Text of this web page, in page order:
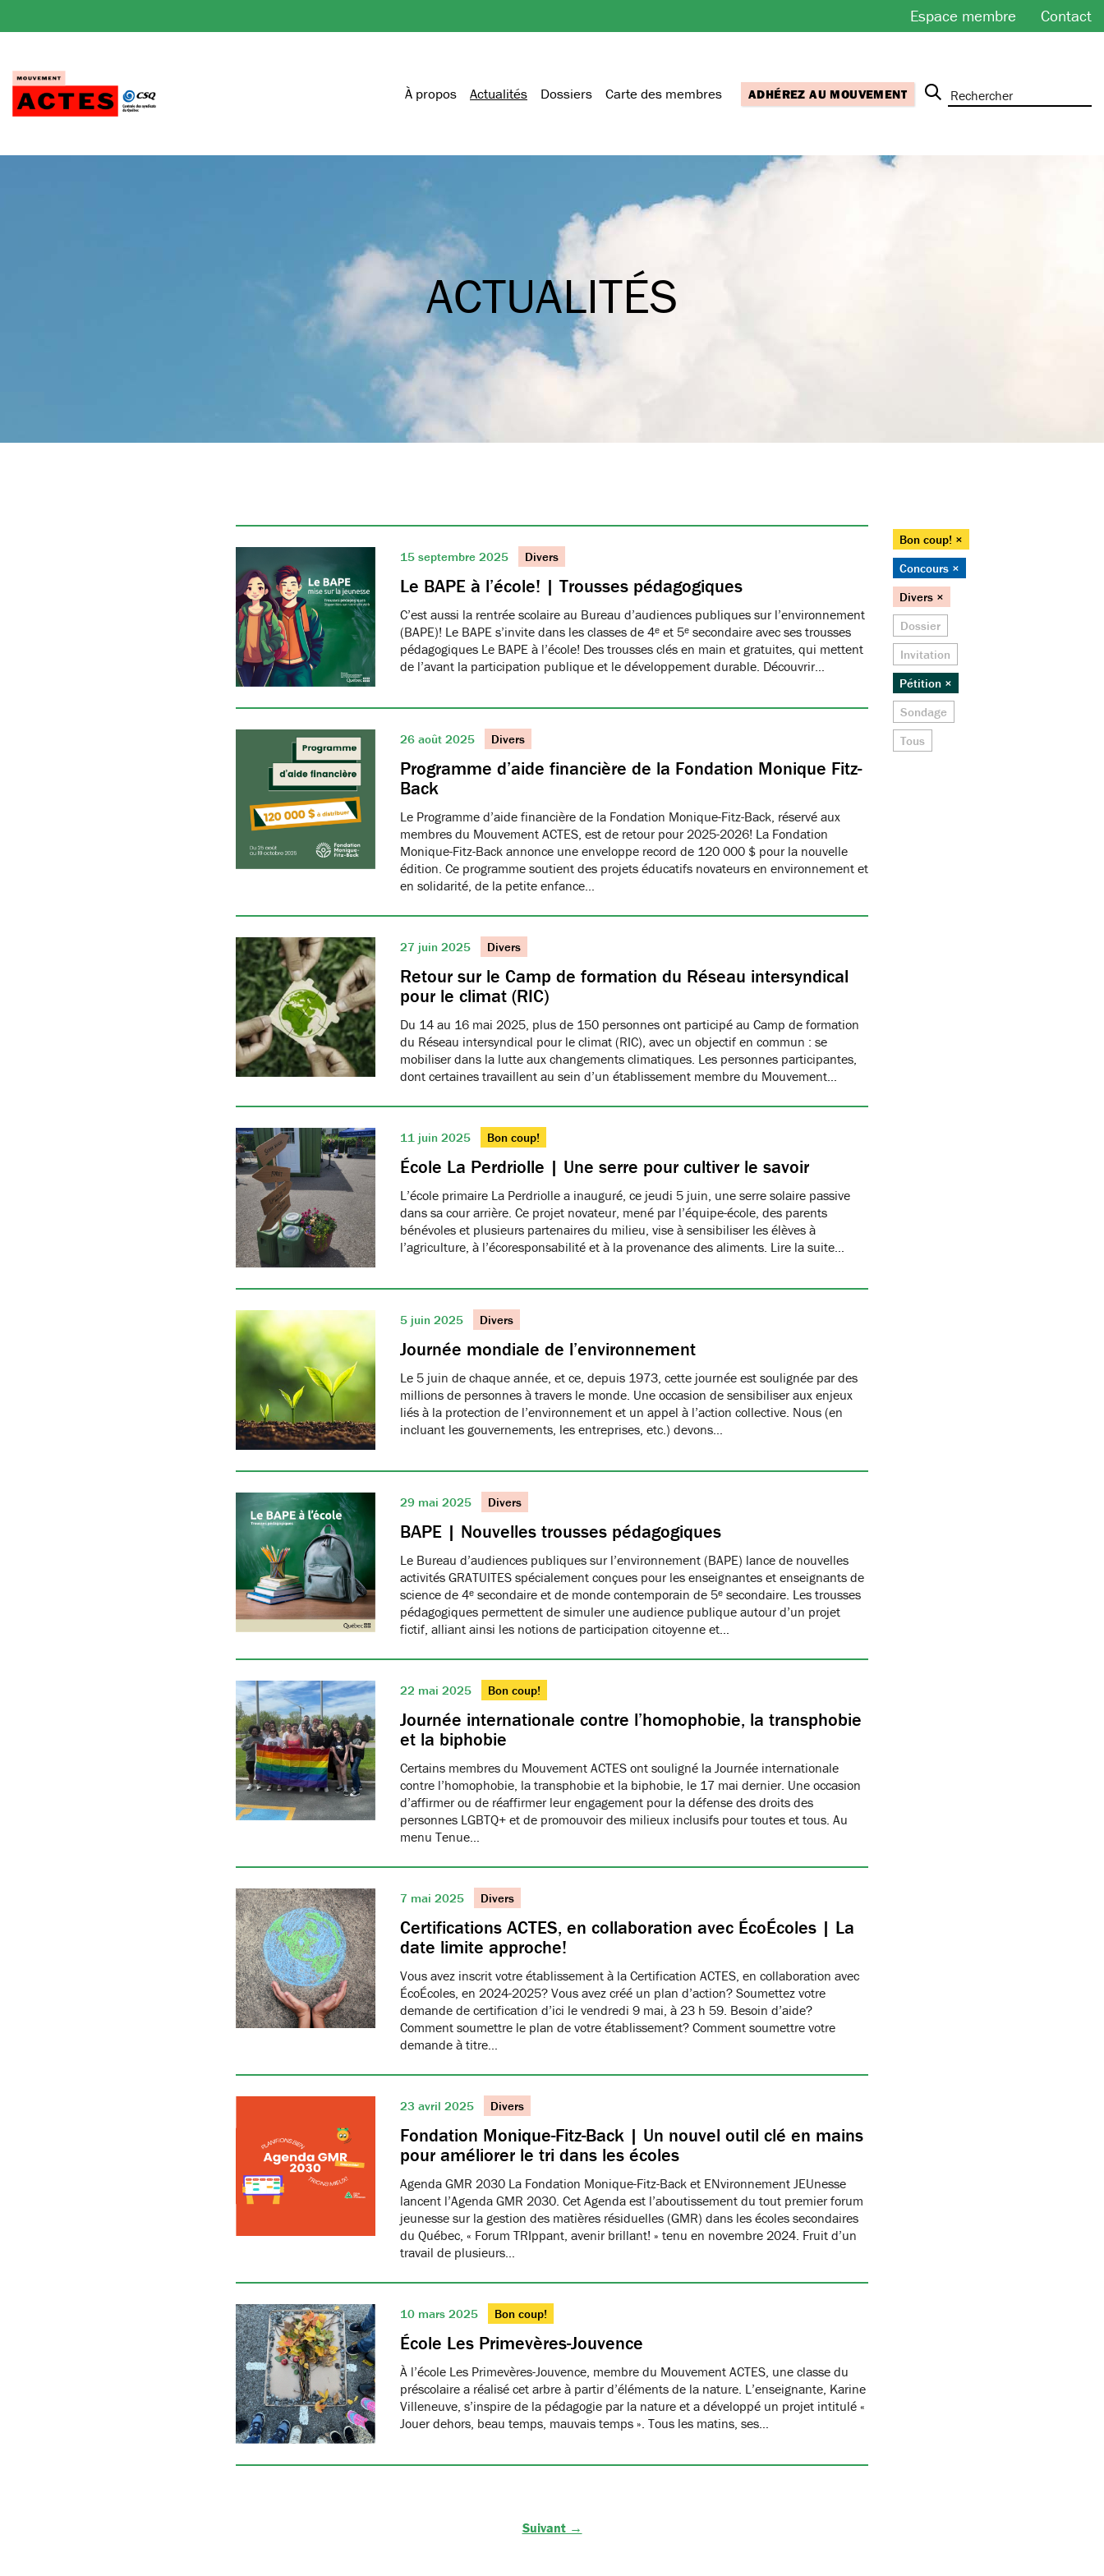
au
Espace membre Contact
À propos Actualités Dossiers Carte des membres ADHÉREZ AU MOUVEMENT
ACTUALITÉS
15 septembre 2025 Divers
Le BAPE à l’école! | Trousses pédagogiques
C’est aussi la rentrée scolaire au Bureau d’audiences publiques sur l’environnement
(BAPE)! Le BAPE s’invite dans les classes de 4ᵉ et 5ᵉ secondaire avec ses trousses
pédagogiques Le BAPE à l’école! Des trousses clés en main et gratuites, qui mettent
de l’avant la participation publique et le développement durable. Découvrir…
26 août 2025 Divers
Programme d’aide financière de la Fondation Monique Fitz-
Back
Le Programme d’aide financière de la Fondation Monique-Fitz-Back, réservé aux
membres du Mouvement ACTES, est de retour pour 2025-2026! La Fondation
Monique-Fitz-Back annonce une enveloppe record de 120 000 $ pour la nouvelle
édition. Ce programme soutient des projets éducatifs novateurs en environnement et
en solidarité, de la petite enfance…
27 juin 2025 Divers
Retour sur le Camp de formation du Réseau intersyndical
pour le climat (RIC)
Du 14 au 16 mai 2025, plus de 150 personnes ont participé au Camp de formation
du Réseau intersyndical pour le climat (RIC), avec un objectif en commun : se
mobiliser dans la lutte aux changements climatiques. Les personnes participantes,
dont certaines travaillent au sein d’un établissement membre du Mouvement…
11 juin 2025 Bon coup!
École La Perdriolle | Une serre pour cultiver le savoir
L’école primaire La Perdriolle a inauguré, ce jeudi 5 juin, une serre solaire passive
dans sa cour arrière. Ce projet novateur, mené par l’équipe-école, des parents
bénévoles et plusieurs partenaires du milieu, vise à sensibiliser les élèves à
l’agriculture, à l’écoresponsabilité et à la provenance des aliments. Lire la suite…
5 juin 2025 Divers
Journée mondiale de l’environnement
Le 5 juin de chaque année, et ce, depuis 1973, cette journée est soulignée par des
millions de personnes à travers le monde. Une occasion de sensibiliser aux enjeux
liés à la protection de l’environnement et un appel à l’action collective. Nous (en
incluant les gouvernements, les entreprises, etc.) devons…
29 mai 2025 Divers
BAPE | Nouvelles trousses pédagogiques
Le Bureau d’audiences publiques sur l’environnement (BAPE) lance de nouvelles
activités GRATUITES spécialement conçues pour les enseignantes et enseignants de
science de 4ᵉ secondaire et de monde contemporain de 5ᵉ secondaire. Les trousses
pédagogiques permettent de simuler une audience publique autour d’un projet
fictif, alliant ainsi les notions de participation citoyenne et…
22 mai 2025 Bon coup!
Journée internationale contre l’homophobie, la transphobie
et la biphobie
Certains membres du Mouvement ACTES ont souligné la Journée internationale
contre l’homophobie, la transphobie et la biphobie, le 17 mai dernier. Une occasion
d’affirmer ou de réaffirmer leur engagement pour la défense des droits des
personnes LGBTQ+ et de promouvoir des milieux inclusifs pour toutes et tous. Au
menu Tenue…
7 mai 2025 Divers
Certifications ACTES, en collaboration avec ÉcoÉcoles | La
date limite approche!
Vous avez inscrit votre établissement à la Certification ACTES, en collaboration avec
ÉcoÉcoles, en 2024-2025? Vous avez créé un plan d’action? Soumettez votre
demande de certification d’ici le vendredi 9 mai, à 23 h 59. Besoin d’aide?
Comment soumettre le plan de votre établissement? Comment soumettre votre
demande à titre…
23 avril 2025 Divers
Fondation Monique-Fitz-Back | Un nouvel outil clé en mains
pour améliorer le tri dans les écoles
Agenda GMR 2030 La Fondation Monique-Fitz-Back et ENvironnement JEUnesse
lancent l’Agenda GMR 2030. Cet Agenda est l’aboutissement du tout premier forum
jeunesse sur la gestion des matières résiduelles (GMR) dans les écoles secondaires
du Québec, « Forum TRIppant, avenir brillant! » tenu en novembre 2024. Fruit d’un
travail de plusieurs…
10 mars 2025 Bon coup!
École Les Primevères-Jouvence
À l’école Les Primevères-Jouvence, membre du Mouvement ACTES, une classe du
préscolaire a réalisé cet arbre à partir d’éléments de la nature. L’enseignante, Karine
Villeneuve, s’inspire de la pédagogie par la nature et a développé un projet intitulé «
Jouer dehors, beau temps, mauvais temps ». Tous les matins, ses…
Bon coup! ×
Concours ×
Divers ×
Dossier
Invitation
Pétition ×
Sondage
Tous
Suivant →